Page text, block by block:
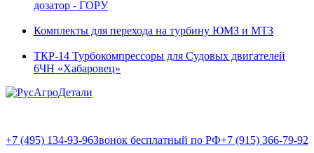
дозатор - ГОРУ
Комплекты для перехода на турбину ЮМЗ и МТЗ
ТКР-14 Турбокомпрессоры для Судовых двигателей
6ЧН «Хабаровец»
+7 (495) 134-93-96Звонок бесплатный по РФ+7 (915) 366-79-92